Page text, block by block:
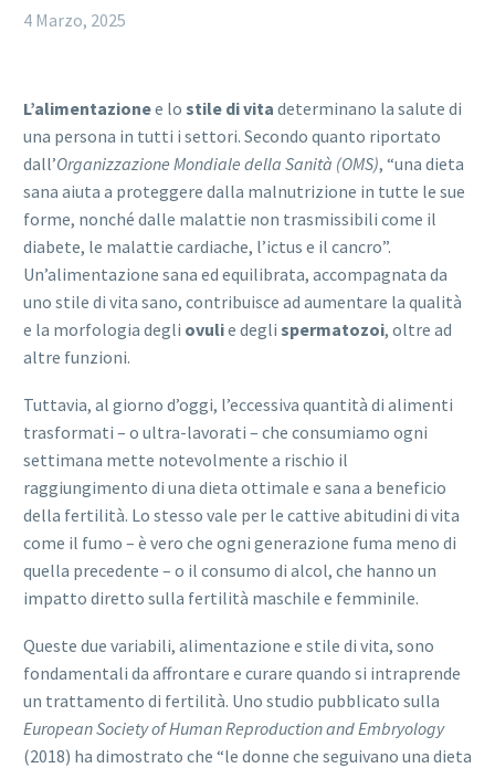
4 Marzo, 2025
L’alimentazionee lo stile di vita determinano la salute di
una persona in tutti i settori. Secondo quanto riportato
dall’Organizzazione Mondiale della Sanità (OMS), “una dieta
sana aiuta a proteggere dalla malnutrizione in tutte le sue
forme, nonché dalle malattie non trasmissibili come il
diabete, le malattie cardiache, l’ictus e il cancro”.
Un’alimentazione sana ed equilibrata, accompagnata da
uno stile di vita sano, contribuisce ad aumentare la qualità
e la morfologia degli ovulie degli spermatozoi, oltre ad
altre funzioni.
Tuttavia, al giorno d’oggi, l’eccessiva quantità di alimenti
trasformati – o ultra-lavorati – che consumiamo ogni
settimana mette notevolmente a rischio il
raggiungimento di una dieta ottimale e sana a beneficio
della fertilità. Lo stesso vale per le cattive abitudini di vita
come il fumo – è vero che ogni generazione fuma meno di
quella precedente – o il consumo di alcol, che hanno un
impatto diretto sulla fertilità maschile e femminile.
Queste due variabili, alimentazione e stile di vita, sono
fondamentali da affrontare e curare quando si intraprende
un trattamento di fertilità. Uno studio pubblicato sulla
European Society of Human Reproduction and Embryology
(2018) ha dimostrato che “le donne che seguivano una dieta